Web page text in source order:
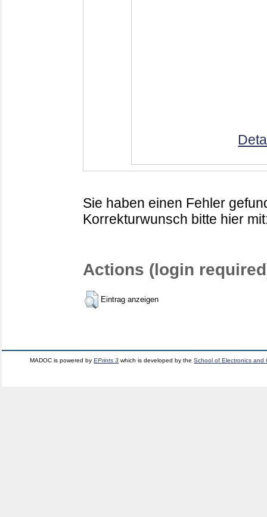
Sie haben einen Fehler
Korrekturwunsch bitte hier
Actions (login
Eintrag anzeigen
MADOC is powered byEPrints 3 which is developed by theSchool of Electronics and